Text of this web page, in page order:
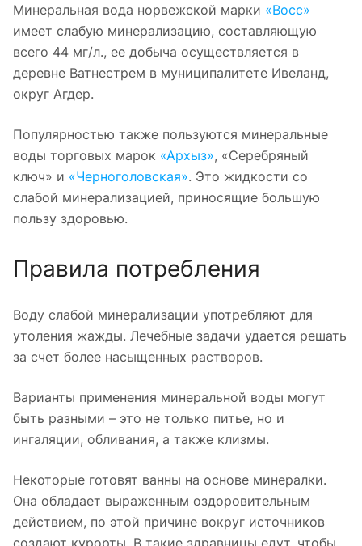
Минеральная вода норвежской марки «Восс»
имеет слабую минерализацию, составляющую
всего 44 мг/л., ее добыча осуществляется в
деревне Ватнестрем в муниципалитете Ивеланд,
округ Агдер.
Популярностью также пользуются минеральные
воды торговых марок «Архыз», «Серебряный
ключ» и «Черноголовская». Это жидкости со
слабой минерализацией, приносящие большую
пользу здоровью.
Правила потребления
Воду слабой минерализации употребляют для
утоления жажды. Лечебные задачи удается решать
за счет более насыщенных растворов.
Варианты применения минеральной воды могут
быть разными – это не только питье, но и
ингаляции, обливания, а также клизмы.
Некоторые готовят ванны на основе минералки.
Она обладает выраженным оздоровительным
действием, по этой причине вокруг источников
создают курорты. В такие здравницы едут, чтобы